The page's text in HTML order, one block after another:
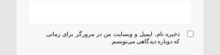
ذخیره نام، ایمیل و وبسایت من در مرورگر برای زمانی
که دوباره دیدگاهی می‌نویسم.